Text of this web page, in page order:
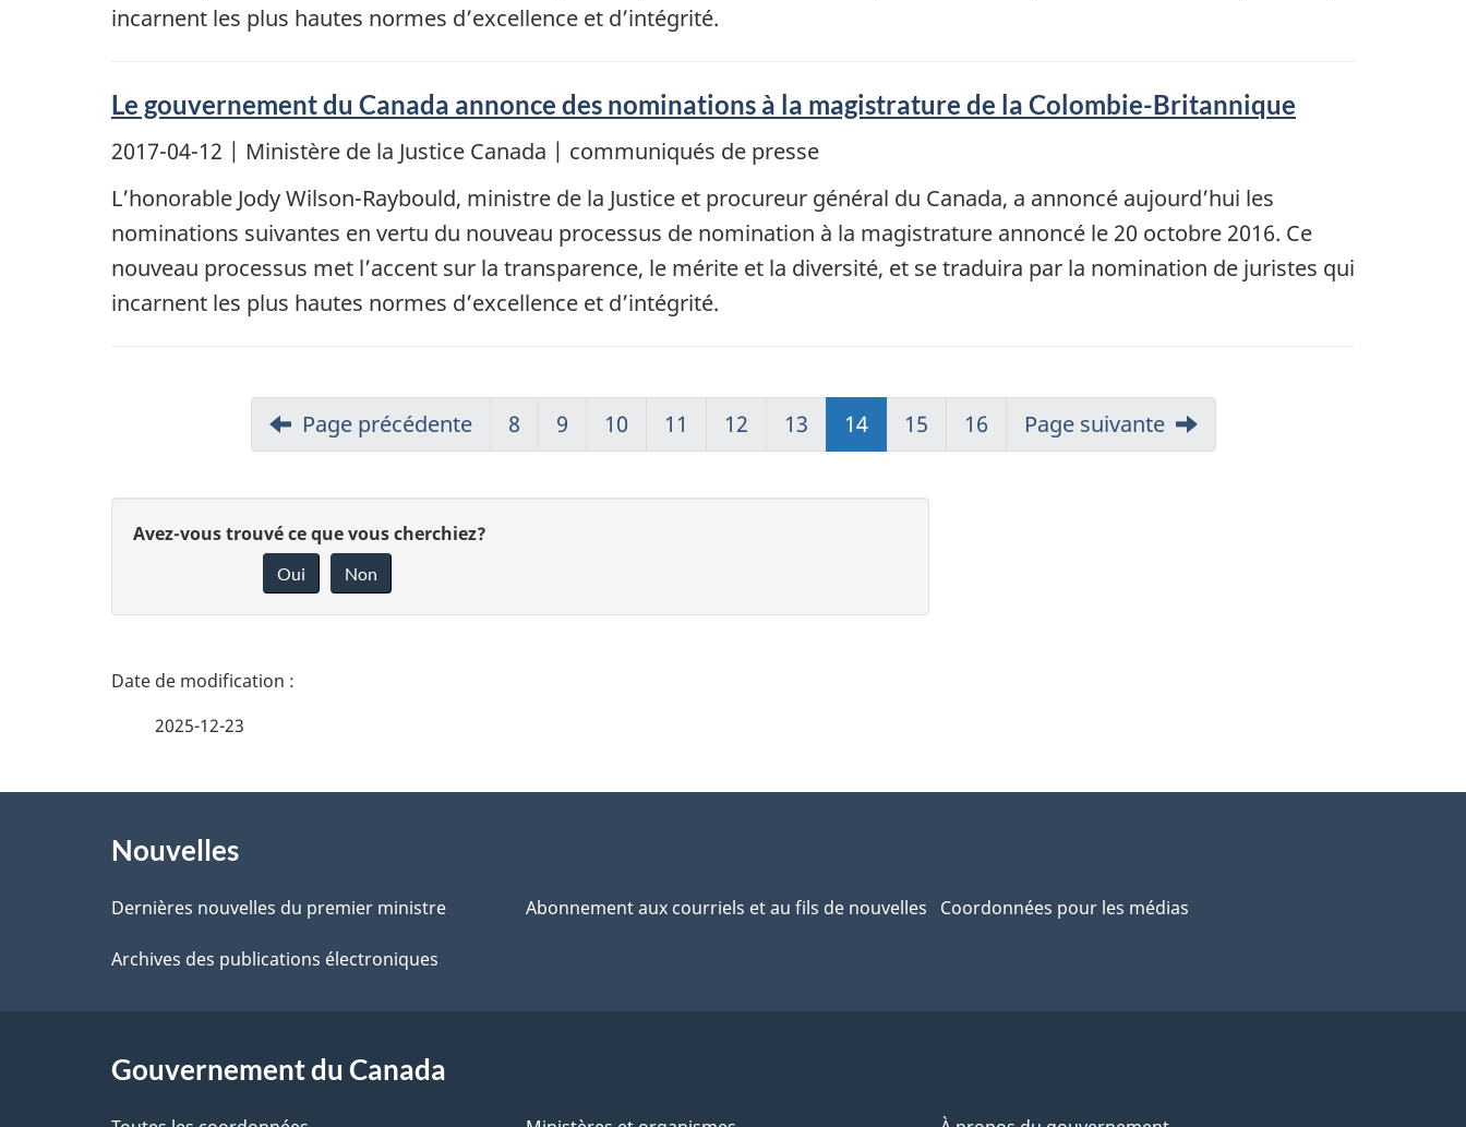
incarnent les plus hautes normes d’excellence et d’intégrité.
Le gouvernement du Canada annonce des nominations à la magistrature de la Colombie-Britannique
2017-04-12 | Ministère de la Justice Canada | communiqués de presse
L’honorable Jody Wilson-Raybould, ministre de la Justice et procureur général du Canada, a annoncé aujourd’hui les
nominations suivantes en vertu du nouveau processus de nomination à la magistrature annoncé le 20 octobre 2016. Ce
nouveau processus met l’accent sur la transparence, le mérite et la diversité, et se traduira par la nomination de juristes qui
incarnent les plus hautes normes d’excellence et d’intégrité.
Page précédente 8 9 10 11 12 13 14 15 16 Page suivante
D
n
n
v
o
r
e
Avez-vous trouvé ce que vous cherchiez?
Oui Non
D
a
e
2025-12-23
proposNouvelles
Dernières nouvelles du premier ministre Abonnement aux courriels et au fils de nouvelles Coordonnées pour les médias
Archives des publications électroniques
Gouvernement du Canada